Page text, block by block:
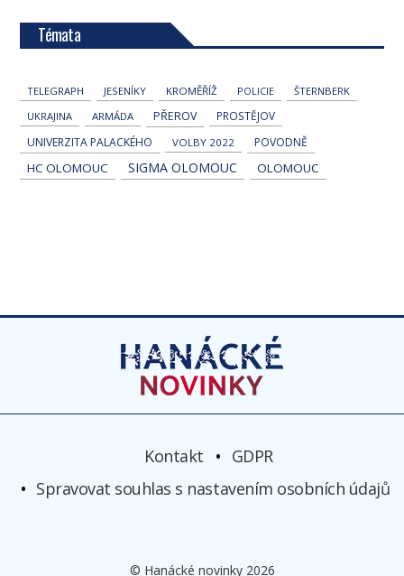
Témata
TELEGRAPH JESENÍKY KROMĚŘÍŽ POLICIE
ŠTERNBERK
UKRAJINA
ARMÁDA PŘEROV PROSTĚJOV
UNIVERZITA PALACKÉHO VOLBY 2022 POVODNĚ
HC OLOMOUC SIGMA OLOMOUC OLOMOUC
Kontakt
GDPR
Spravovat souhlas s nastavením osobních údajů
© Hanácké novinky 2026